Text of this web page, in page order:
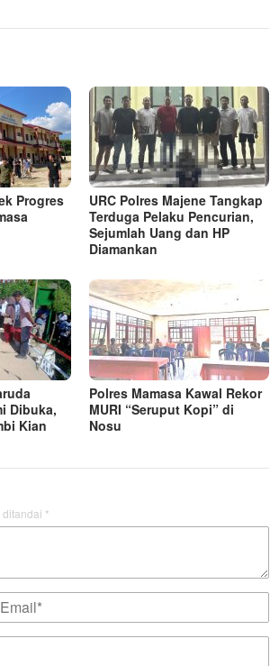
Progres
URC Polres Majene Tangkap
Terduga Pelaku Pencurian,
Sejumlah Uang dan HP
Diamankan
Dibuka,
Kian
Polres Mamasa Kawal Rekor
MURI “Seruput Kopi” di
Nosu
*